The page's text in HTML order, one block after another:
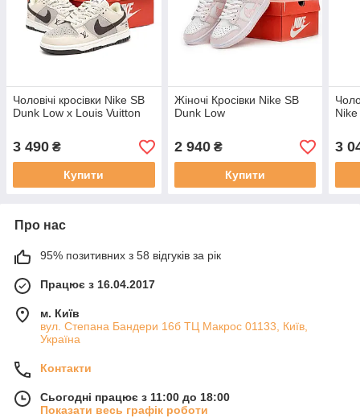
Чоловічі кросівки Nike SB
Dunk Low x Louis Vuitton
3 490 ₴
Купити
Жіночі Кросівки Nike SB
Dunk Low
2 940₴
Купити
3
Про нас
95% позитивних з 58 відгуків за рік
Працює з 16.04.2017
м. Київ
вул. Степана Бандери 16б ТЦ Макрос 01133, Київ,
Україна
Контакти
Сьогодні працює з 11:00 до 18:00
Показати весь графік роботи